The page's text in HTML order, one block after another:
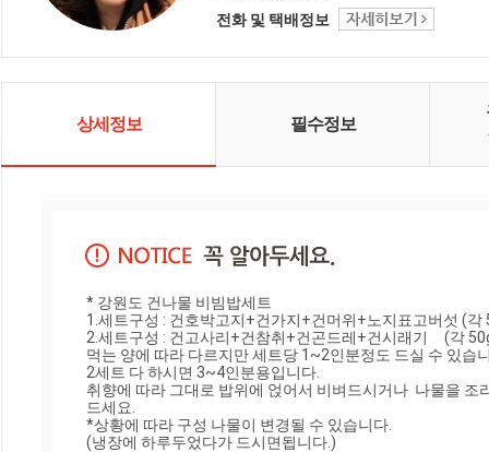
전화 및 택배정보
상세정보 필수정보
* 강원도 건나물 비빔밥세트
1.세트구성 : 건호박고지+건가지+건머위+노지표고버섯 (각
2.세트구성 : 건고사리+건참취+건곤드레+건시래기     (각
먹는 양에 따라 다르지만 세트당 1~2인분정도 드실 수 있습
2세트 다 하시면 3~4인분용입니다.
취향에 따라 그대로 밥위에 얹어서 비벼드시거나  나물을 조
드세요.
*상황에 따라 구성 나물이 변경될 수 있습니다.
(냉장에 하루두었다가 드시면됩니다.)